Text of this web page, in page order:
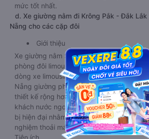
mức tốt nhất.
d. Xe giường nằm đi Krông Pắk - Đắk
Nẵng cho các cặp đôi
Giới thiệu
Xe giường nằm Sơn Trà - Đà Nẵng Krông
phòng đôi limousine là dòng xe có thiết
dòng xe limousine đi Krông Pắk - Đắk
Nẵng giường phòng. Tuy nhiên kích
thiết kế rộng hơn, phù hợp với cả khách
khách nước ngoài. Nhà xe vẫn chú trọng
bị hiện đại nhằm đảm bảo cho quý khách
nghiệm thoải mái nhất trong suốt chuyến
Tiện ích